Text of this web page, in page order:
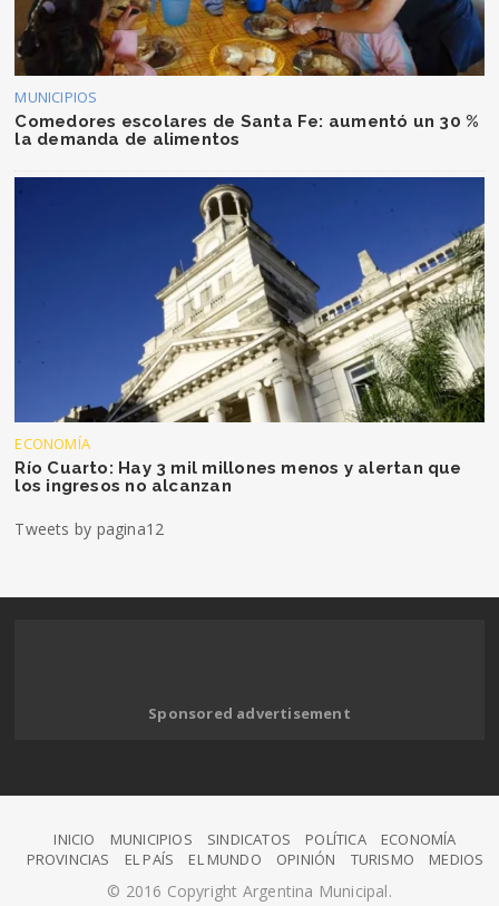
MUNICIPIOS
Comedores escolares de Santa Fe: aumentó un 30 %
la demanda de alimentos
ECONOMÍA
Río Cuarto: Hay 3 mil millones menos y alertan que
los ingresos no alcanzan
Tweets by pagina12
Sponsored advertisement
INICIO MUNICIPIOS SINDICATOS POLÍTICA
ECONOMÍA
PROVINCIAS
EL PAÍS EL MUNDO OPINIÓN TURISMO MEDIOS
© 2016 Copyright Argentina Municipal.